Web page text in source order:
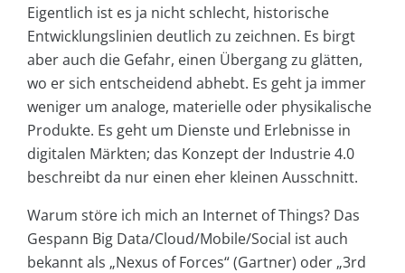
Eigentlich ist es ja nicht schlecht, historische
Entwicklungslinien deutlich zu zeichnen. Es birgt
aber auch die Gefahr, einen Übergang zu glätten,
wo er sich entscheidend abhebt. Es geht ja immer
weniger um analoge, materielle oder physikalische
Produkte. Es geht um Dienste und Erlebnisse in
digitalen Märkten; das Konzept der Industrie 4.0
beschreibt da nur einen eher kleinen Ausschnitt.
Warum störe ich mich an Internet of Things? Das
Gespann Big Data/Cloud/Mobile/Social ist auch
bekannt als „Nexus of Forces“ (Gartner) oder „3rd